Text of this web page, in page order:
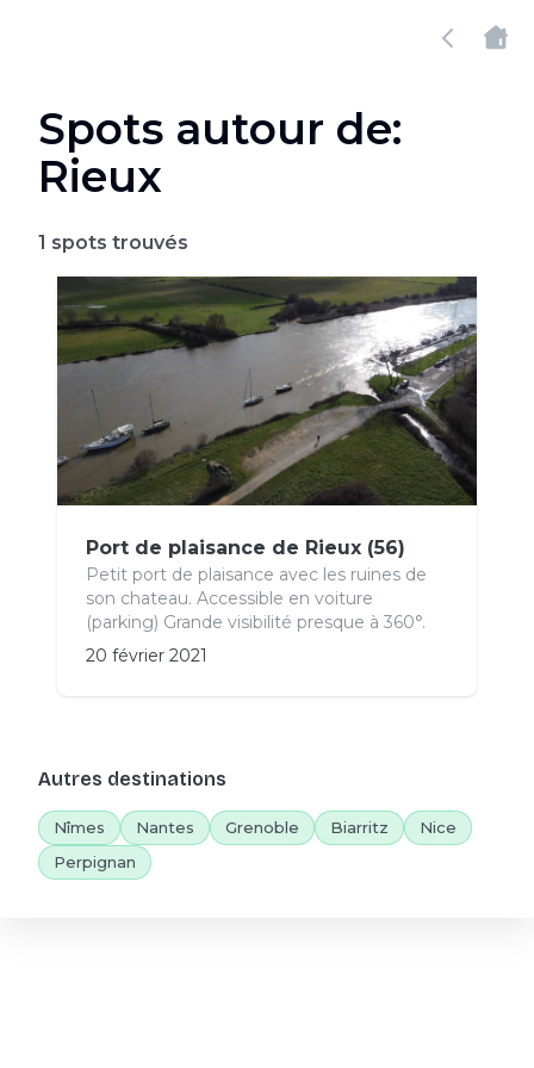
Spots autour de:
Rieux
1 spots trouvés
Port de plaisance de Rieux (56)
Petit port de plaisance avec les ruines de
son chateau. Accessible en voiture
(parking) Grande visibilité presque à 360°.
20 février 2021
Autres destinations
Nîmes Nantes Grenoble Biarritz
Nice
Perpignan